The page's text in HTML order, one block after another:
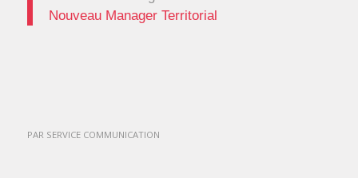
Nouveau Manager Territorial
PAR SERVICE COMMUNICATION